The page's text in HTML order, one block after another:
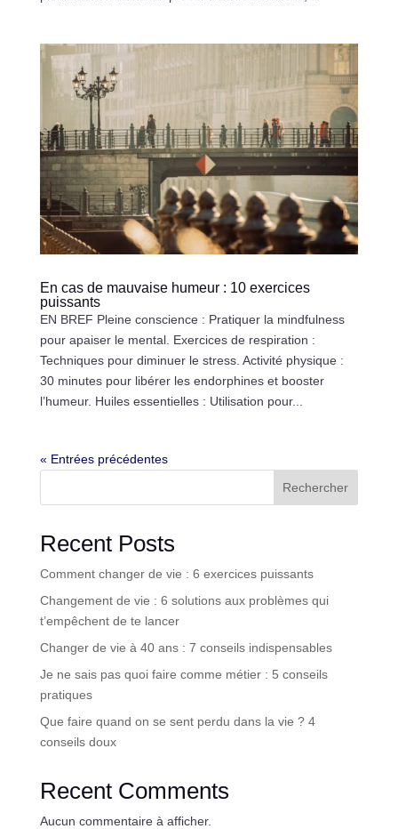
En cas de mauvaise humeur : 10 exercices
puissants
EN BREF Pleine conscience : Pratiquer la mindfulness
pour apaiser le mental. Exercices de respiration :
Techniques pour diminuer le stress. Activité physique :
30 minutes pour libérer les endorphines et booster
l’humeur. Huiles essentielles : Utilisation pour...
« Entrées précédentes
Rechercher
Recent Posts
Comment changer de vie : 6 exercices puissants
Changement de vie : 6 solutions aux problèmes qui
t’empêchent de te lancer
Changer de vie à 40 ans : 7 conseils indispensables
Je ne sais pas quoi faire comme métier : 5 conseils
pratiques
Que faire quand on se sent perdu dans la vie ? 4
conseils doux
Recent Comments
Aucun commentaire à afficher.